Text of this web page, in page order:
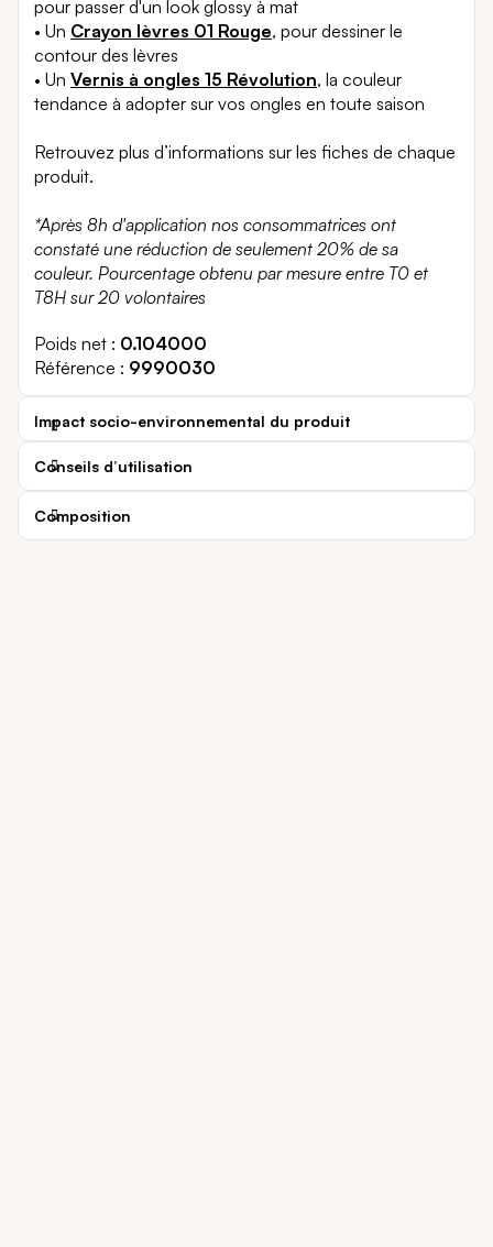
pour passer d'un look glossy à mat
• Un Crayon lèvres 01 Rouge, pour dessiner le
contour des lèvres
• Un Vernis à ongles 15 Révolution, la couleur
tendance à adopter sur vos ongles en toute saison
Retrouvez plus d’informations sur les fiches de chaque
produit.
*Après 8h d'application nos consommatrices ont
constaté une réduction de seulement 20% de sa
couleur. Pourcentage obtenu par mesure entre T0 et
T8H sur 20 volontaires
Poids net
0.104000
Référence
9990030
Impact socio-environnemental du produit
Conseils d’utilisation
Composition